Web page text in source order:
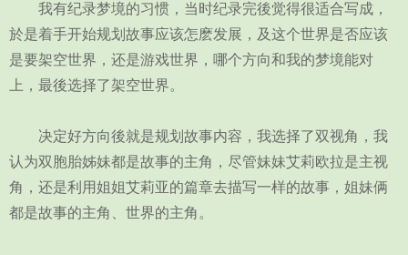
我有纪录梦境的习惯，当时纪录完後觉得很适合写成，
於是着手开始规划故事应该怎麽发展，及这个世界是否应该
是要架空世界，还是游戏世界，哪个方向和我的梦境能对
上，最後选择了架空世界。
决定好方向後就是规划故事内容，我选择了双视角，我
认为双胞胎姊妹都是故事的主角，尽管妹妹艾莉欧拉是主视
角，还是利用姐姐艾莉亚的篇章去描写一样的故事，姐妹俩
都是故事的主角、世界的主角。